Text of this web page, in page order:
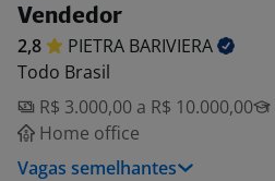
Vendedor
2,8 PIETRA BARIVIERA
Todo Brasil
R$ 3.000,00 a R$ 10.000,00
Home office
Vagas semelhantes